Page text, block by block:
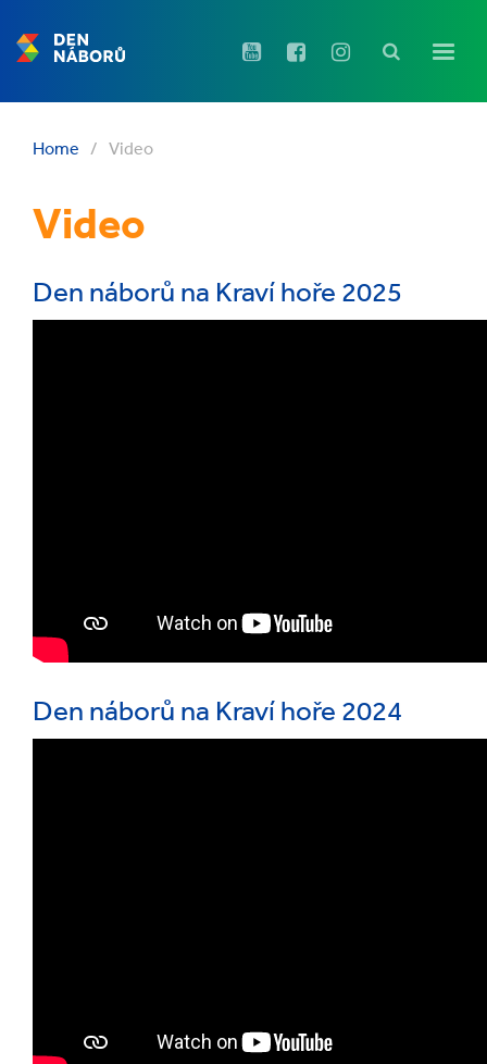
Home / Video
Video
Den náborů na Kraví hoře 2025
Den náborů na Kraví hoře 2024